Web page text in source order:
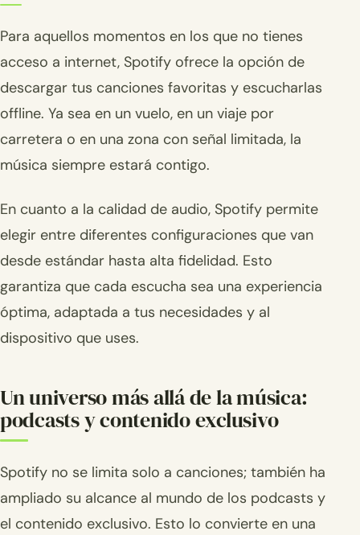
Para aquellos momentos en los que no tienes
acceso a internet, Spotify ofrece la opción de
descargar tus canciones favoritas y escucharlas
offline. Ya sea en un vuelo, en un viaje por
carretera o en una zona con señal limitada, la
música siempre estará contigo.
En cuanto a la calidad de audio, Spotify permite
elegir entre diferentes configuraciones que van
desde estándar hasta alta fidelidad. Esto
garantiza que cada escucha sea una experiencia
óptima, adaptada a tus necesidades y al
dispositivo que uses.
Un universo más allá de la música:
podcasts y contenido exclusivo
Spotify no se limita solo a canciones; también ha
ampliado su alcance al mundo de los podcasts y
el contenido exclusivo. Esto lo convierte en una